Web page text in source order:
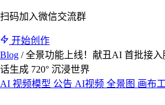
扫码加入微信交流群
开始创作
Blog / 全景功能上线！献丑AI 首批接入
话生成 720° 沉浸世界
AI 视频模型 公告 AI视频 全景图 画布